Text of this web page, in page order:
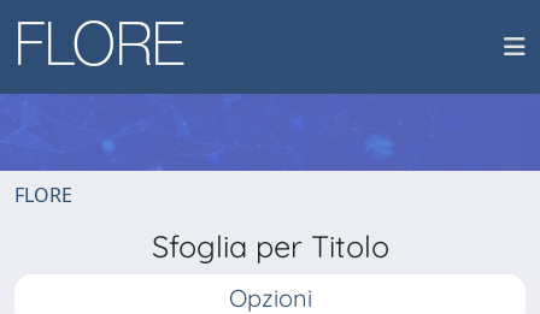
FLORE
Sfoglia per Titolo
Opzioni